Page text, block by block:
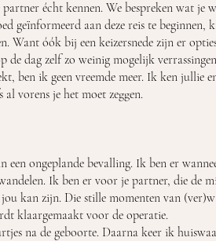
écht kennen. We bespreken wat je
geïnformeerd aan deze reis te beginnen,
Want óók bij een keizersnede zijn er
de dag zelf zo weinig mogelijk
ben ik geen vreemde meer. Ik ken jullie
vorens je het moet zeggen.
een ongeplande bevalling. Ik ben er
Ik ben er voor je partner, die de
kan zijn. Die stille momenten van
klaargemaakt voor de operatie.
na de geboorte. Daarna keer ik